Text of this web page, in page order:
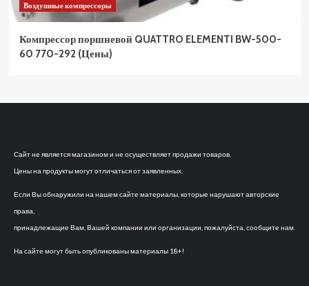
Воздушные компрессоры
Компрессор поршневой QUATTRO ELEMENTI BW-500-
60 770-292 (Цены)
Сайт не является магазином и не осуществляет продажи товаров.
Цены на продукты могут отличаться от заявленных.
Если Вы обнаружили на нашем сайте материалы, которые нарушают авторские
права,
принадлежащие Вам, Вашей компании или организации, пожалуйста, сообщите нам.
На сайте могут быть опубликованы материалы 18+!